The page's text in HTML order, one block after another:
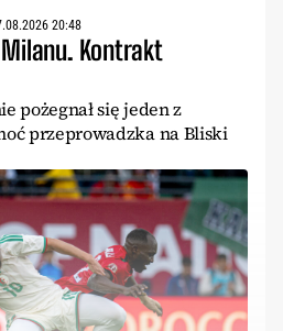
20:48
Kontrakt
pożegnał się jeden z
przeprowadzka na Bliski